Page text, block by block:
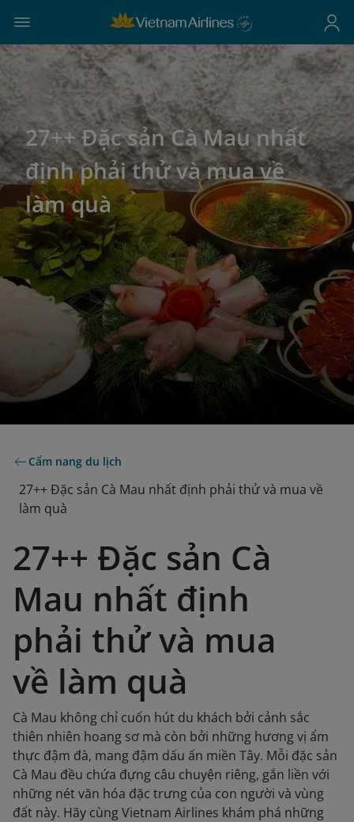
27++ Đặc sản Cà Mau nhất
định phải thử và mua về
làm quà
Cẩm nang du lịch
27++ Đặc sản Cà Mau nhất định phải thử và mua về
làm quà
27++ Đặc sản Cà
Mau nhất định
phải thử và mua
về làm quà
Cà Mau không chỉ cuốn hút du khách bởi cảnh sắc
thiên nhiên hoang sơ mà còn bởi những hương vị ẩm
thực đậm đà, mang đậm dấu ấn miền Tây. Mỗi đặc sản
Cà Mau đều chứa đựng câu chuyện riêng, gắn liền với
những nét văn hóa đặc trưng của con người và vùng
đất này. Hãy cùng Vietnam Airlines khám phá những